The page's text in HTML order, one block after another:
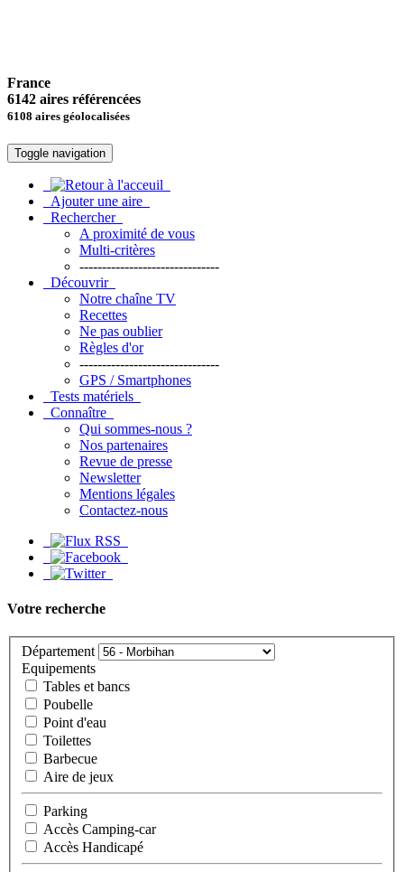
France
6142 aires référencées
6108 aires géolocalisées
Toggle navigation
Ajouter une aire
Rechercher
A proximité de vous
Multi-critères
-------------------------------
Découvrir
Notre chaîne TV
Recettes
Ne pas oublier
Règles d'or
-------------------------------
GPS / Smartphones
Tests matériels
Connaître
Qui sommes-nous ?
Nos partenaires
Revue de presse
Newsletter
Mentions légales
Contactez-nous
Votre recherche
Département
Equipements
Tables et bancs
Poubelle
Point d'eau
Toilettes
Barbecue
Aire de jeux
Parking
Accès Camping-car
Accès Handicapé